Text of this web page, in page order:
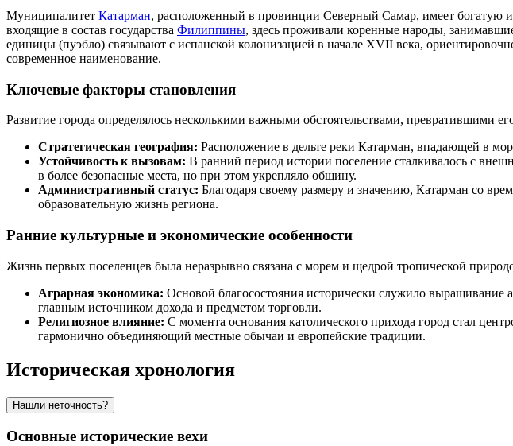
Муниципалитет Катарман, расположенный в провинции Северный Самар, имеет богатую
входящие в состав государства Филиппины, здесь проживали коренные народы,
единицы (пуэбло) связывают с испанской колонизацией в начале XVII века,
современное наименование.
Ключевые факторы становления
Развитие города определялось несколькими важными обстоятельствами, превратившими
Стратегическая география: Расположение в дельте реки Катарман, впадающей в
Устойчивость к вызовам: В ранний период истории поселение сталкивалось с
в более безопасные места, но при этом укрепляло общину.
Административный статус: Благодаря своему размеру и значению, Катарман со
образовательную жизнь региона.
Ранние культурные и экономические особенности
Жизнь первых поселенцев была неразрывно связана с морем и щедрой тропической
Аграрная экономика: Основой благосостояния исторически служило выращивание
главным источником дохода и предметом торговли.
Религиозное влияние: С момента основания католического прихода город стал
гармонично объединяющий местные обычаи и европейские традиции.
Историческая хронология
Нашли неточность?
Основные исторические вехи